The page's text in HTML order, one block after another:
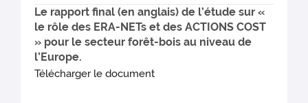
Le rapport final (en anglais) de l’étude sur «
le rôle des ERA-NETs et des ACTIONS COST
» pour le secteur forêt-bois au niveau de
l’Europe.
Télécharger le document